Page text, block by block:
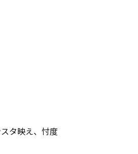
スタ映え、忖度